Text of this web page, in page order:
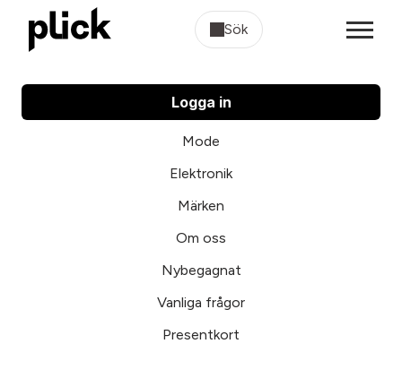
Sök
Logga in
Mode
Elektronik
Märken
Om oss
Nybegagnat
Vanliga frågor
Presentkort